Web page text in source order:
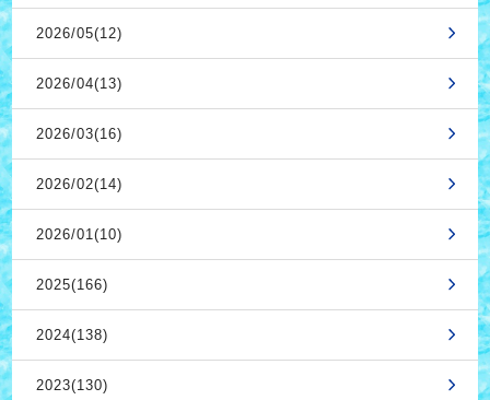
2026/05(12)
2026/04(13)
2026/03(16)
2026/02(14)
2026/01(10)
2025(166)
2024(138)
2023(130)